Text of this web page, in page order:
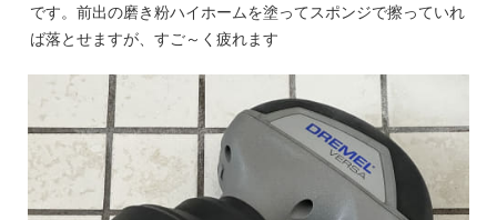
です。前出の磨き粉ハイホームを塗ってスポンジで擦っていれ
ば落とせますが、すご～く疲れます